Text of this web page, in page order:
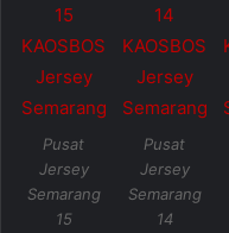
Pusat
Jersey
Semarang
15
Pusat
Jersey
Semarang
14